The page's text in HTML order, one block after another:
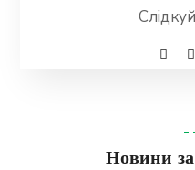
Новини за